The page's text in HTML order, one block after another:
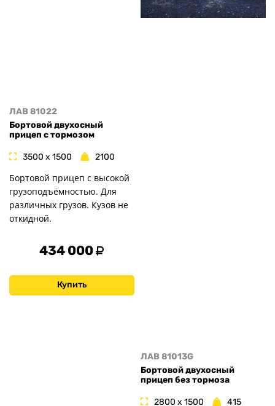
ЛАВ 81022
Бортовой двухосный
прицеп с тормозом
3500 x 1500 2100
Бортовой прицеп с высокой
грузоподъёмностью. Для
различных грузов. Кузов не
откидной.
434 000
Купить
ЛАВ 81013G
Бортовой двухосный
прицеп без тормоза
2800 x 1500 415